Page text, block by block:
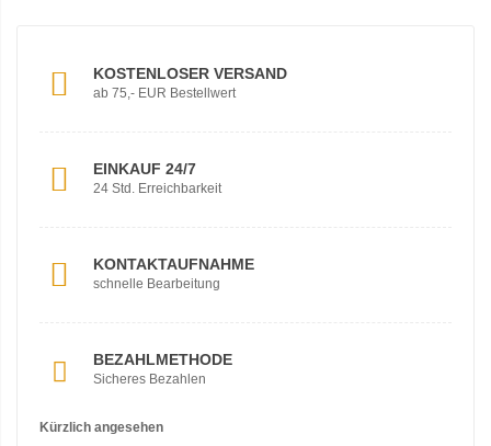
KOSTENLOSER VERSAND
ab 75,- EUR Bestellwert
EINKAUF 24/7
24 Std. Erreichbarkeit
KONTAKTAUFNAHME
schnelle Bearbeitung
BEZAHLMETHODE
Sicheres Bezahlen
Kürzlich angesehen